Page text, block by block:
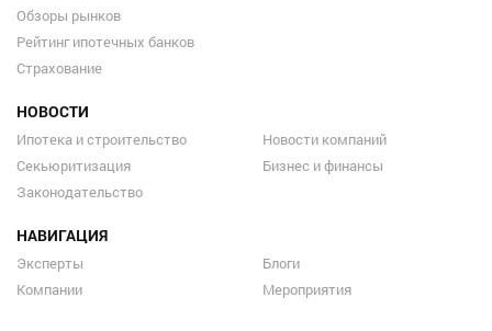
Обзоры рынков
Рейтинг ипотечных банков
Страхование
НОВОСТИ
Ипотека и строительство
Секьюритизация
Законодательство
Новости компаний
Бизнес и финансы
НАВИГАЦИЯ
Эксперты
Компании
Блоги
Мероприятия